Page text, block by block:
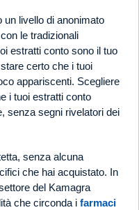
un livello di anonimato
le tradizionali
estratti conto sono il tuo
certo che i tuoi
appariscenti. Scegliere
i tuoi estratti conto
senza segni rivelatori dei
senza alcuna
che hai acquistato. In
del Kamagra
che circonda i farmaci